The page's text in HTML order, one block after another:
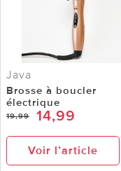
Java
Brosse à boucler
électrique
19,99 14,99
Voir l’article